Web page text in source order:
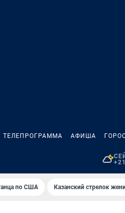
ТЕЛЕПРОГРАММА АФИША
по США Казанский стрелок